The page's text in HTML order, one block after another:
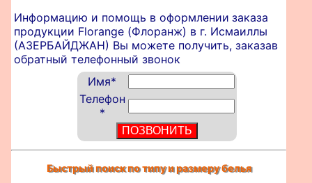
Информацию и помощь в оформлении заказа
продукции Florange (Флоранж) в г. Исмаиллы
(АЗЕРБАЙДЖАН) Вы можете получить, заказав
обратный телефонный звонок
Имя*
Телефон
*
Быстрый поиск по типу и размеру белья